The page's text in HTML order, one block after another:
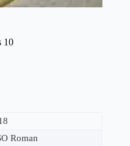
10
Roman